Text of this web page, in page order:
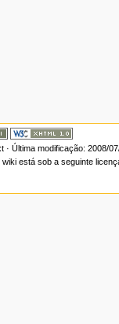
· Última modificação: 2008/
está sob a seguinte